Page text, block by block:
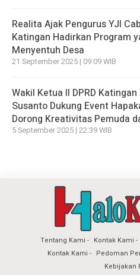
Realita Ajak Pengurus YJI
Katingan Hadirkan Program
Menyentuh Desa
21 September 2025 | 09:09 WIB
Wakil Ketua II DPRD Katingan
Susanto Dukung Event
Dorong Kreativitas Pemuda
5 September 2025 | 22:39 WIB
Tentang Kami Kontak Kami
Kontak Kami
Pedoman
Kebijakan